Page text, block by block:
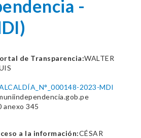
-
de Transparencia:WALTER
2023-MDI
anexo 345
a la información:CÉSAR